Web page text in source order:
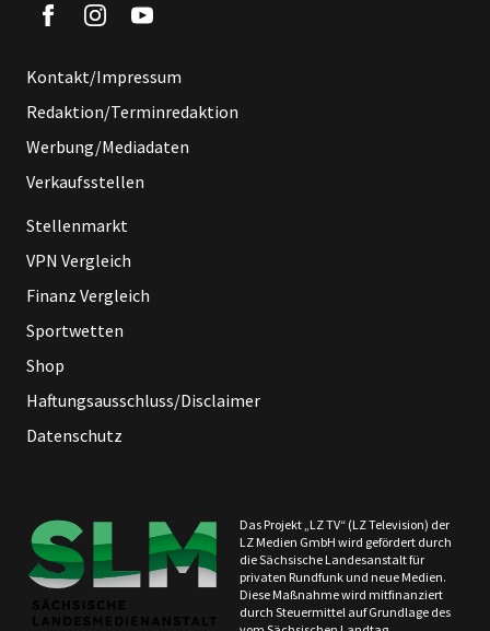
Kontakt/Impressum
Redaktion/Terminredaktion
Werbung/Mediadaten
Verkaufsstellen
Stellenmarkt
VPN Vergleich
Finanz Vergleich
Sportwetten
Shop
Haftungsausschluss/Disclaimer
Datenschutz
Das Projekt „LZ TV“ (LZ Television) der
LZ Medien GmbH wird gefördert durch
die Sächsische Landesanstalt für
privaten Rundfunk und neue Medien.
Diese Maßnahme wird mitfinanziert
durch Steuermittel auf Grundlage des